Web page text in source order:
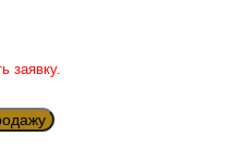
заявку.